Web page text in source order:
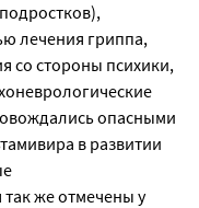
лечения гриппа,
со стороны психики,
опасными
в развитии
же отмечены у